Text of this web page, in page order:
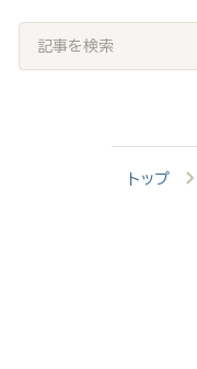
記
事
トップ